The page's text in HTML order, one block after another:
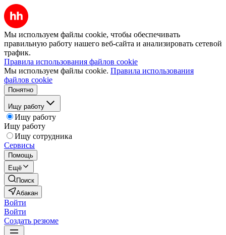
Мы используем файлы cookie, чтобы обеспечивать
правильную работу нашего веб-сайта и анализировать сетевой
трафик.
Правила использования файлов cookie
Мы используем файлы cookie. Правила использования
файлов cookie
Понятно
Ищу работу
Ищу работу
Ищу работу
Ищу сотрудника
Сервисы
Помощь
Ещё
Поиск
Абакан
Войти
Войти
Создать резюме